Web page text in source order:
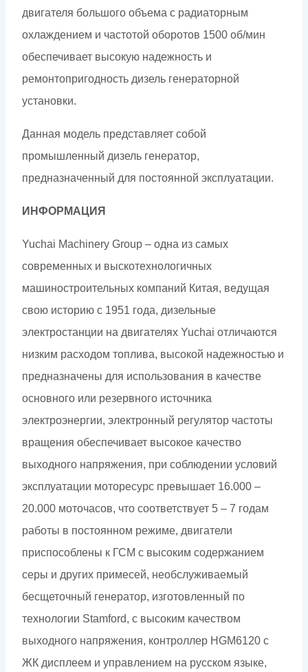
двигателя большого объема с радиаторным
охлаждением и частотой оборотов 1500 об/мин
обеспечивает высокую надежность и
ремонтопригодность дизель генераторной
установки.
Данная модель представляет собой
промышленный дизель генератор,
предназначенный для постоянной эксплуатации.
ИНФОРМАЦИЯ
Yuchai Machinery Group – одна из самых
современных и выскотехнологичных
машиностроительных компаний Китая, ведущая
свою историю с 1951 года, дизельные
электростанции на двигателях Yuchai отличаются
низким расходом топлива, высокой надежностью и
предназначены для использования в качестве
основного или резервного источника
электроэнергии, электронный регулятор частоты
вращения обеспечивает высокое качество
выходного напряжения, при соблюдении условий
эксплуатации моторесурс превышает 16.000 –
20.000 моточасов, что соответствует 5 – 7 годам
работы в постоянном режиме, двигатели
приспособлены к ГСМ с высоким содержанием
серы и других примесей, необслуживаемый
бесщеточный генератор, изготовленный по
технологии Stamford, с высоким качеством
выходного напряжения, контроллер HGM6120 с
ЖК дисплеем и управлением на русском языке,